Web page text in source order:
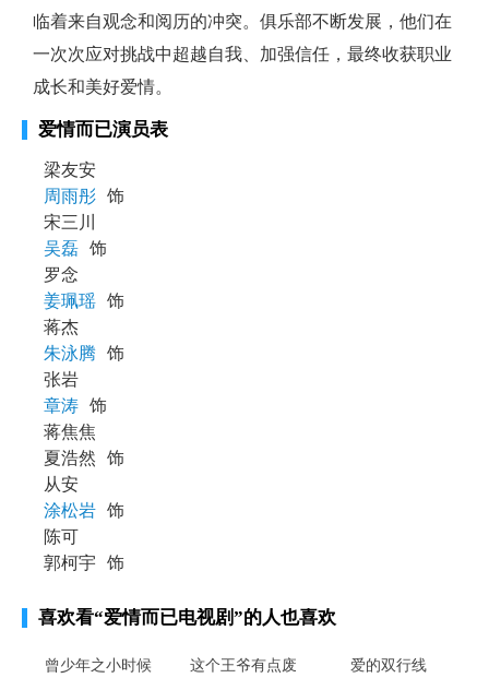
临着来自观念和阅历的冲突。俱乐部不断发展，他们在
一次次应对挑战中超越自我、加强信任，最终收获职业
成长和美好爱情。
爱情而已演员表
梁友安
周雨彤 饰
宋三川
吴磊 饰
罗念
姜珮瑶 饰
蒋杰
朱泳腾 饰
张岩
章涛 饰
蒋焦焦
夏浩然 饰
从安
涂松岩 饰
陈可
郭柯宇 饰
喜欢看“爱情而已电视剧”的人也喜欢
曾少年之小时候 这个王爷有点废 爱的双行线